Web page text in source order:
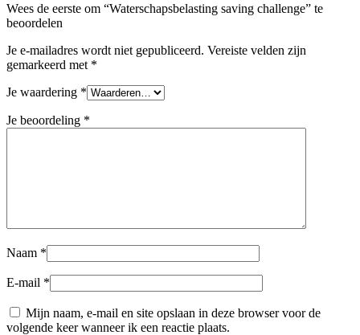
Wees de eerste om “Waterschapsbelasting saving challenge” te
beoordelen
Je e-mailadres wordt niet gepubliceerd. Vereiste velden zijn
gemarkeerd met *
Je waardering *
Je beoordeling *
Naam *
E-mail *
Mijn naam, e-mail en site opslaan in deze browser voor de
volgende keer wanneer ik een reactie plaats.